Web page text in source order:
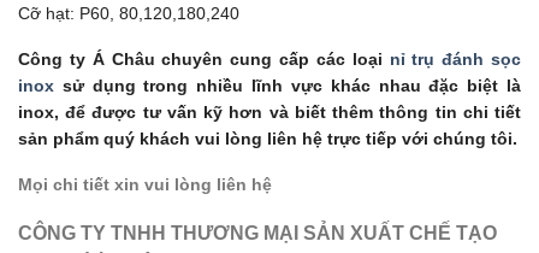
Cỡ hạt: P60, 80,120,180,240
Công ty Á Châu chuyên cung cấp các loại nỉ trụ đánh sọc
inox sử dụng trong nhiều lĩnh vực khác nhau đặc biệt là
inox, để được tư vấn kỹ hơn và biết thêm thông tin chi tiết
sản phẩm quý khách vui lòng liên hệ trực tiếp với chúng tôi.
Mọi chi tiết xin vui lòng liên hệ
CÔNG TY TNHH THƯƠNG MẠI SẢN XUẤT CHẾ TẠO